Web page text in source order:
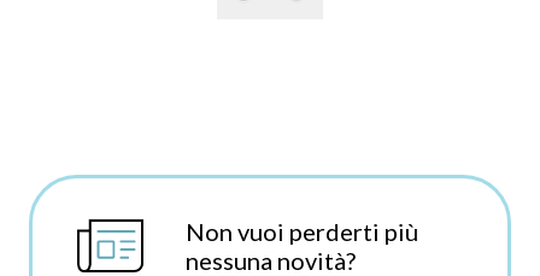
Non vuoi perderti più
nessuna novità?